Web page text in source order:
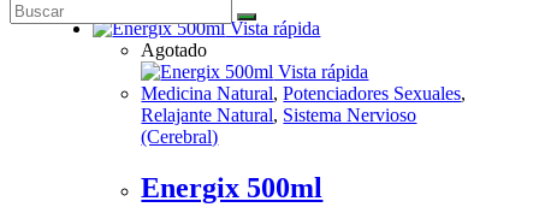
Vista rápida
Agotado
Vista rápida
Medicina Natural,Potenciadores Sexuales,
Relajante Natural, Sistema Nervioso
(Cerebral)
Energix 500ml